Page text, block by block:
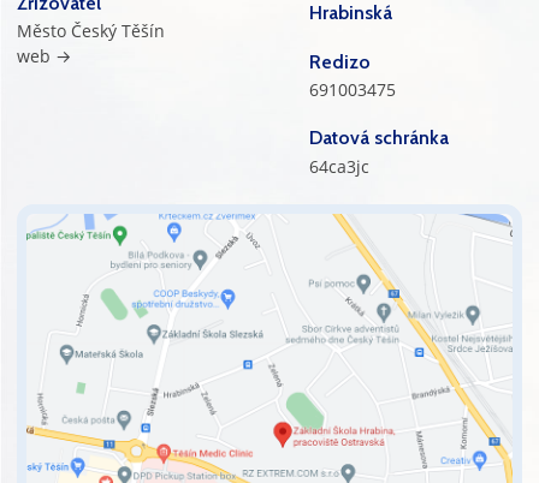
Město Český Těšín
web →
Hrabinská
Redizo
691003475
Datová schránka
64ca3jc